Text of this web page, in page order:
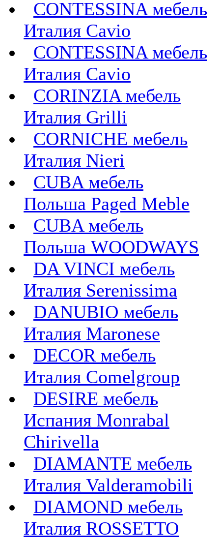
CONTESSINA мебель
Италия Cavio
CONTESSINA мебель
Италия Сavio
CORINZIA мебель
Италия Grilli
CORNICHE мебель
Италия Nieri
CUBA мебель
Польша Paged Meble
CUBA мебель
Польша WOODWAYS
DA VINCI мебель
Италия Serenissima
DANUBIO мебель
Италия Maronese
DECOR мебель
Италия Comelgroup
DESIRE мебель
Испания Monrabal
Chirivella
DIAMANTE мебель
Италия Valderamobili
DIAMOND мебель
Италия ROSSETTO